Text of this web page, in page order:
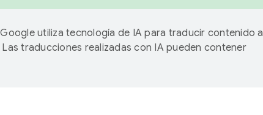
Google utiliza tecnología de IA para traducir contenido a
traducciones realizadas con IA pueden contener